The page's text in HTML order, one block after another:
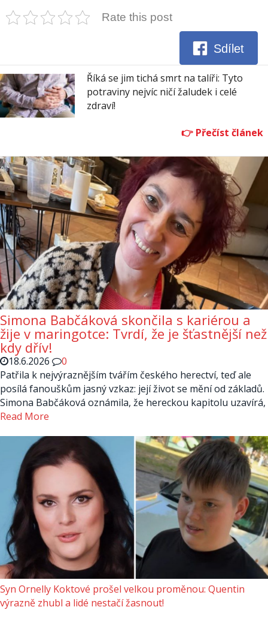
Rate this post
Sdílet
Říká se jim tichá smrt na talíři: Tyto
potraviny nejvíc ničí žaludek i celé
zdraví!
Simona Babčáková skončila s kariérou a
žije v maringotce: Tvrdí, že je šťastnější než
kdy dřív!
18.6.2026
0
Patřila k nejvýraznějším tvářím českého herectví, teď ale
posílá fanouškům jasný vzkaz: její život se mění od základů.
Simona Babčáková oznámila, že hereckou kapitolu uzavírá,
Read More
Syn Ornelly Koktové prošel velkou proměnou: Quentin
výrazně zhubl a lidé nestačí žasnout!